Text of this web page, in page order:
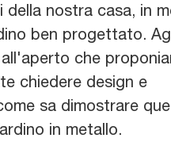
della nostra casa, in
ben progettato.
che
chiedere design e
sa dimostrare
in metallo.